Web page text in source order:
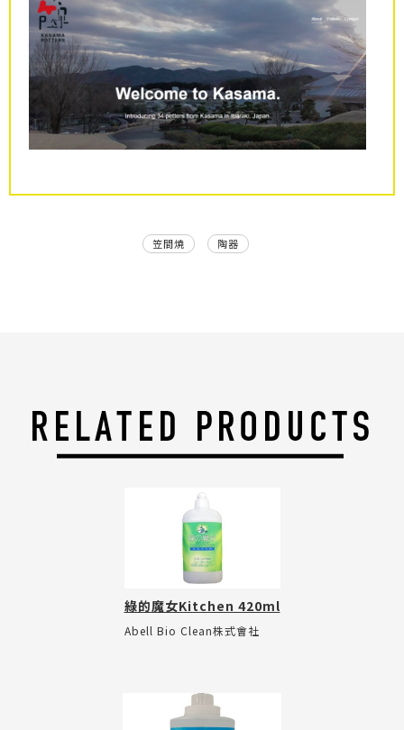
笠間焼 陶器
綠的魔女Kitchen 420ml
Abell Bio Clean株式會社